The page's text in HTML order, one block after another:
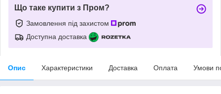
Що таке купити з Пром?
Замовлення під захистом
Доступна доставка
Опис Характеристики Доставка Оплата Умови